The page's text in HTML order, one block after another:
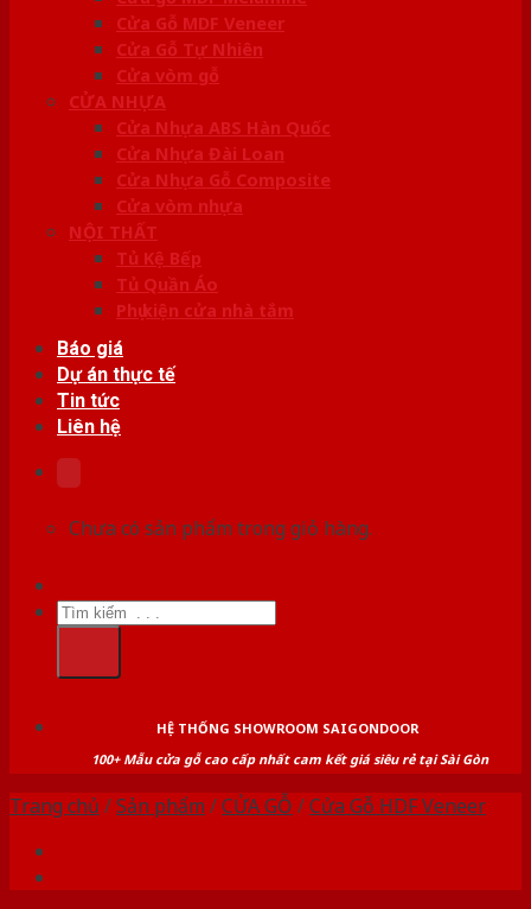
Cửa Gỗ MDF Veneer
Cửa Gỗ Tự Nhiên
Cửa vòm gỗ
CỬA NHỰA
Cửa Nhựa ABS Hàn Quốc
Cửa Nhựa Đài Loan
Cửa Nhựa Gỗ Composite
Cửa vòm nhựa
NỘI THẤT
Tủ Kệ Bếp
Tủ Quần Áo
Phụ kiện cửa nhà tắm
Báo giá
Dự án thực tế
Tin tức
Liên hệ
Chưa có sản phẩm trong giỏ hàng.
Tìm
kiếm:
HỆ THỐNG SHOWROOM SAIGONDOOR
100+ Mẫu cửa gỗ cao cấp nhất cam kết giá siêu rẻ tại Sài Gòn
Trang chủ /Sản phẩm /CỬA GỖ /Cửa Gỗ HDF Veneer